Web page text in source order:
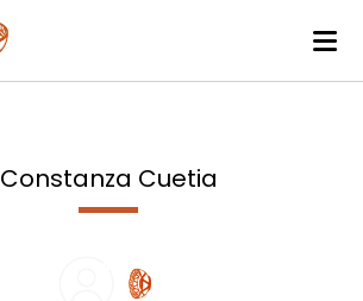
Constanza Cuetia